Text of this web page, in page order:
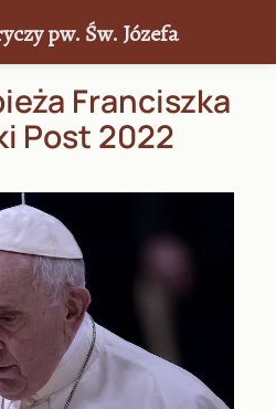
Franciszka
Post 2022
pw. Św. Józefa